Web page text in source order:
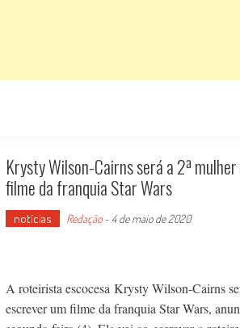
Krysty Wilson-Cairns será a 2ª
filme da franquia Star Wars
notícias Redação- 4 de maio de 2020
A roteirista escocesa Krysty Wilson-Cairns
escrever um filme da franquia Star Wars,